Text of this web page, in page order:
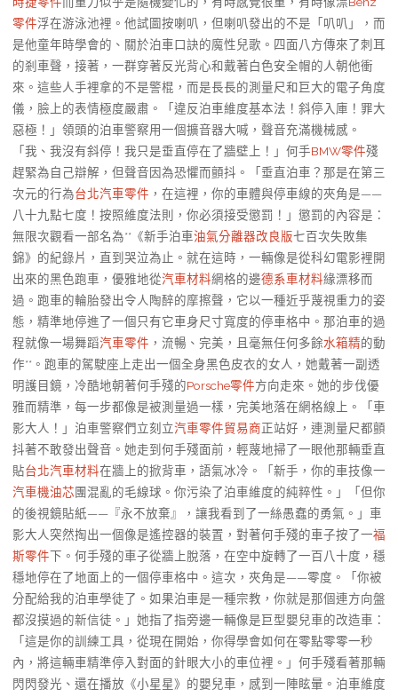
零件浮在游泳池裡。他試圖按喇叭，但喇叭發出的不是「叭叭」，而
是他童年時學會的、關於泊車口訣的魔性兒歌。四面八方傳來了刺耳
的剎車聲，接著，一群穿著反光背心和戴著白色安全帽的人朝他衝
來。這些人手裡拿的不是警棍，而是長長的測量尺和巨大的電子角度
儀，臉上的表情極度嚴肅。「違反泊車維度基本法！斜停入庫！罪大
惡極！」領頭的泊車警察用一個擴音器大喊，聲音充滿機械感。
「我、我沒有斜停！我只是垂直停在了牆壁上！」何手BMW零件殘
趕緊為自己辯解，但聲音因為恐懼而顫抖。「垂直泊車？那是在第三
次元的行為台北汽車零件 ，在這裡，你的車體與停車線的夾角是——
八十九點七度！按照維度法則，你必須接受懲罰！」懲罰的內容是：
無限次觀看一部名為**《新手泊車油氣分離器改良版七百次失敗集
錦》的紀錄片，直到哭泣為止。就在這時，一輛像是從科幻電影裡開
出來的黑色跑車，優雅地從汽車材料網格的邊德系車材料緣漂移而
過。跑車的輪胎發出令人陶醉的摩擦聲，它以一種近乎蔑視重力的姿
態，精準地停進了一個只有它車身尺寸寬度的停車格中。那泊車的過
程就像一場舞蹈汽車零件 ，流暢、完美，且毫無任何多餘水箱精的動
作**。跑車的駕駛座上走出一個全身黑色皮衣的女人，她戴著一副透
明護目鏡，冷酷地朝著何手殘的Porsche零件方向走來。她的步伐優
雅而精準，每一步都像是被測量過一樣，完美地落在網格線上。「車
影大人！」泊車警察們立刻立汽車零件貿易商正站好，連測量尺都顫
抖著不敢發出聲音。她走到何手殘面前，輕蔑地掃了一眼他那輛垂直
貼台北汽車材料在牆上的掀背車，語氣冰冷。「新手，你的車技像一
汽車機油芯團混亂的毛線球。你污染了泊車維度的純粹性。」「但你
的後視鏡貼紙——『永不放棄』，讓我看到了一絲愚蠢的勇氣。」車
影大人突然掏出一個像是遙控器的裝置，對著何手殘的車子按了一福
斯零件下。何手殘的車子從牆上脫落，在空中旋轉了一百八十度，穩
穩地停在了地面上的一個停車格中。這次，夾角是——零度。「你被
分配給我的泊車學徒了。如果泊車是一種宗教，你就是那個連方向盤
都沒摸過的新信徒。」她指了指旁邊一輛像是巨型嬰兒車的改造車：
「這是你的訓練工具，從現在開始，你得學會如何在零點零零一秒
內，將這輛車精準停入對面的針眼大小的車位裡。」何手殘看著那輛
閃閃發光、還在播放《小星星》的嬰兒車，感到一陣眩暈。泊車維度